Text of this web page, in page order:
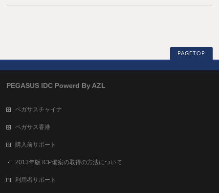
PAGETOP
PEGASUS IDC Powerd By AZL
ペガサスチャイナ
ペガサス香港
購入前サポート
2013年版 ICP備案の取得の方法について
利用者サポート